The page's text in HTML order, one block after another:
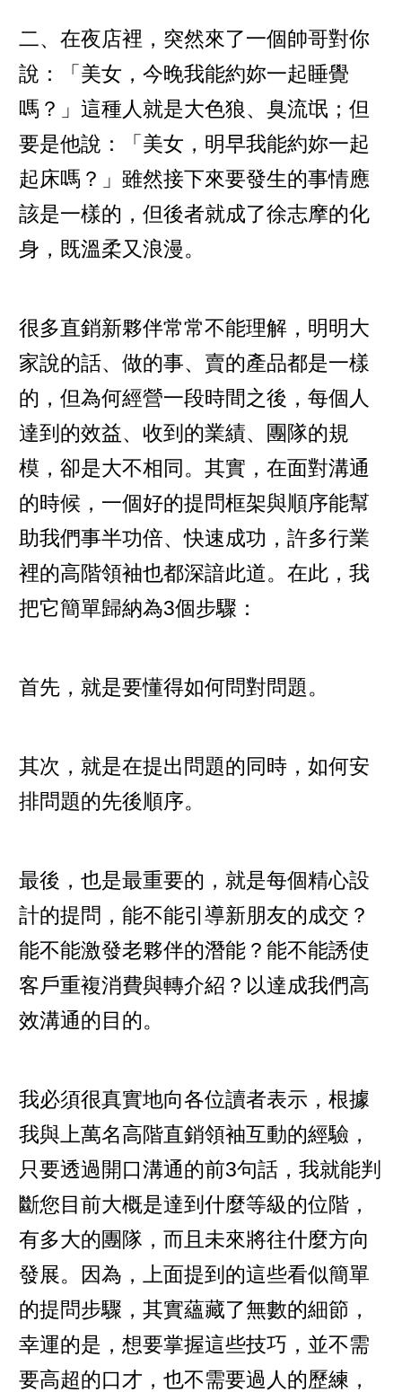
二、在夜店裡，突然來了一個帥哥對你
說：「美女，今晚我能約妳一起睡覺
嗎？」這種人就是大色狼、臭流氓；但
要是他說：「美女，明早我能約妳一起
起床嗎？」雖然接下來要發生的事情應
該是一樣的，但後者就成了徐志摩的化
身，既溫柔又浪漫。
很多直銷新夥伴常常不能理解，明明大
家說的話、做的事、賣的產品都是一樣
的，但為何經營一段時間之後，每個人
達到的效益、收到的業績、團隊的規
模，卻是大不相同。其實，在面對溝通
的時候，一個好的提問框架與順序能幫
助我們事半功倍、快速成功，許多行業
裡的高階領袖也都深諳此道。在此，我
把它簡單歸納為3個步驟：
首先，就是要懂得如何問對問題。
其次，就是在提出問題的同時，如何安
排問題的先後順序。
最後，也是最重要的，就是每個精心設
計的提問，能不能引導新朋友的成交？
能不能激發老夥伴的潛能？能不能誘使
客戶重複消費與轉介紹？以達成我們高
效溝通的目的。
我必須很真實地向各位讀者表示，根據
我與上萬名高階直銷領袖互動的經驗，
只要透過開口溝通的前3句話，我就能判
斷您目前大概是達到什麼等級的位階，
有多大的團隊，而且未來將往什麼方向
發展。因為，上面提到的這些看似簡單
的提問步驟，其實蘊藏了無數的細節，
幸運的是，想要掌握這些技巧，並不需
要高超的口才，也不需要過人的歷練，